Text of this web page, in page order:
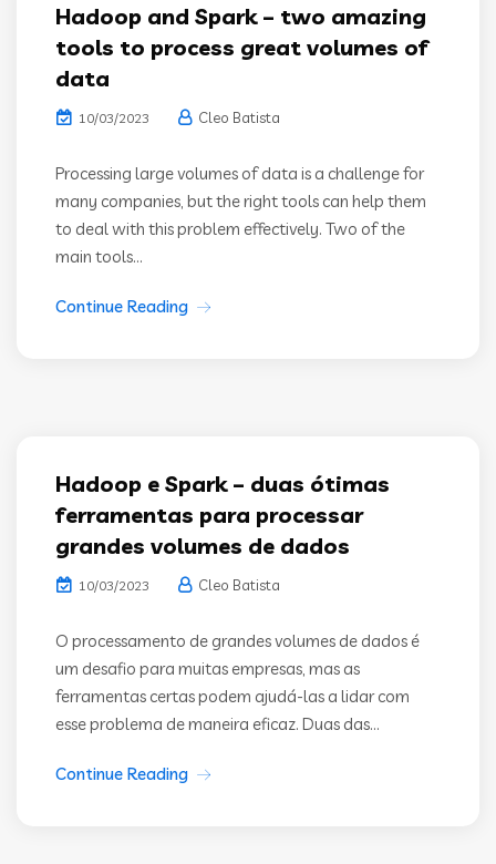
Hadoop and Spark – two amazing
tools to process great volumes of
data
10/03/2023 Cleo Batista
Processing large volumes of data is a challenge for
many companies, but the right tools can help them
to deal with this problem effectively. Two of the
main tools...
Continue Reading
Hadoop e Spark – duas ótimas
ferramentas para processar
grandes volumes de dados
10/03/2023 Cleo Batista
O processamento de grandes volumes de dados é
um desafio para muitas empresas, mas as
ferramentas certas podem ajudá-las a lidar com
esse problema de maneira eficaz. Duas das...
Continue Reading